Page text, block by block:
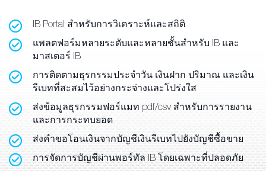
IB Portal สำหรับการวิเคราะห์และสถิติ
แพลตฟอร์มหลายระดับและหลายชั้นสำหรับ IB และ
มาสเตอร์ IB
การติดตามธุรกรรมประจำวัน เงินฝาก ปริมาณ และเงิน
รีเบทที่สะสมไว้อย่างกระจ่างและโปร่งใส
ส่งข้อมูลธุรกรรมฟอร์แมท pdf/csv สำหรับการรายงาน
และการกระทบยอด
ส่งคำขอโอนเงินจากบัญชีเงินรีเบทไปยังบัญชีซื้อขาย
การจัดการบัญชีผ่านพอร์ทัล IB โดยเฉพาะที่ปลอดภัย